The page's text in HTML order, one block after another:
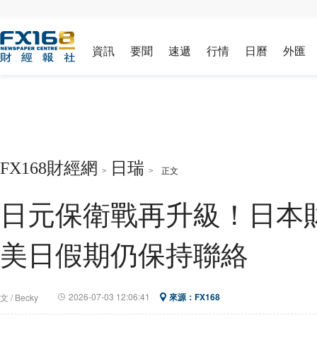
資訊 要聞 速遞 行情 日曆 外匯
FX168財經網 > 日瑞 > 正文
日元保衛戰再升級！日
美日假期仍保持聯絡
文 / Becky 2026-07-03 12:06:41 來源： FX168